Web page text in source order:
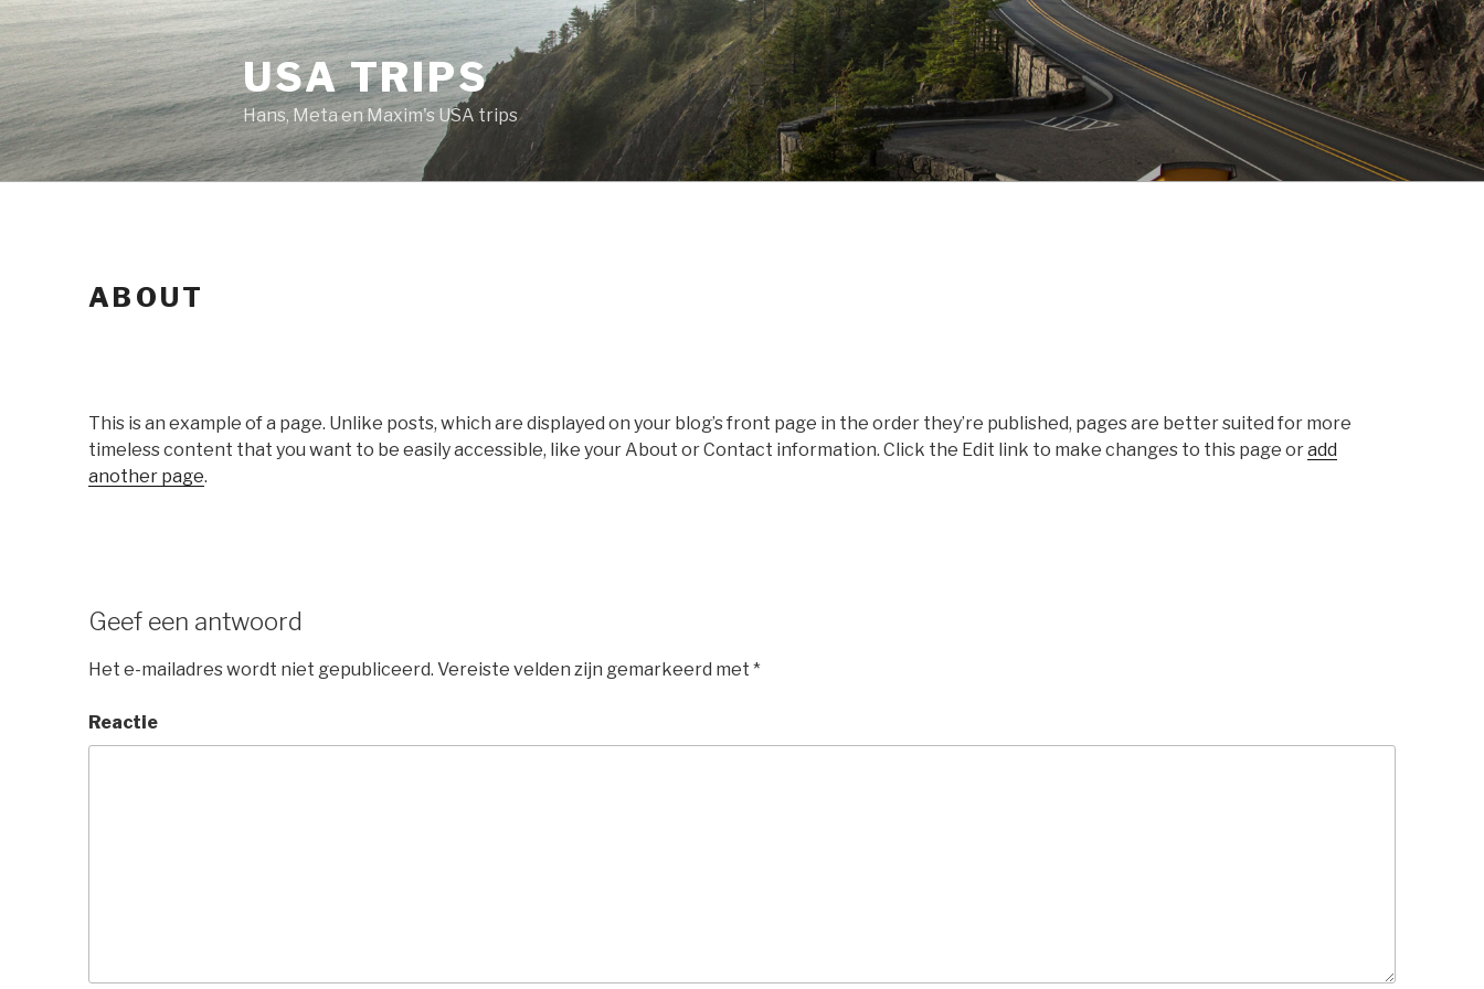
Naar
inhoud
springen
USA TRIPS
Hans, Meta en Maxim's USA trips
ABOUT
This is an example of a page. Unlike posts, which are displayed on your blog’s front page in the order they’re published, pages are better suited for more
timeless content that you want to be easily accessible, like your About or Contact information. Click the Edit link to make changes to this page oradd
another page.
Geef een antwoord
Het e-mailadres wordt niet gepubliceerd. Vereiste velden zijn gemarkeerd met *
Reactie